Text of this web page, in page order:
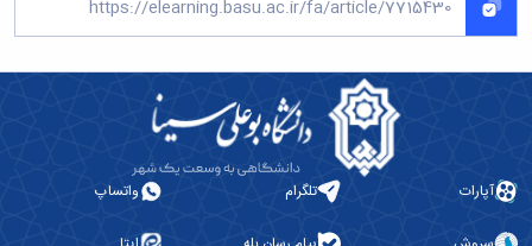
آپارات تلگرام واتساپ